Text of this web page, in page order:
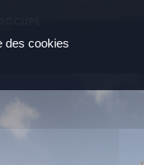
des cookies